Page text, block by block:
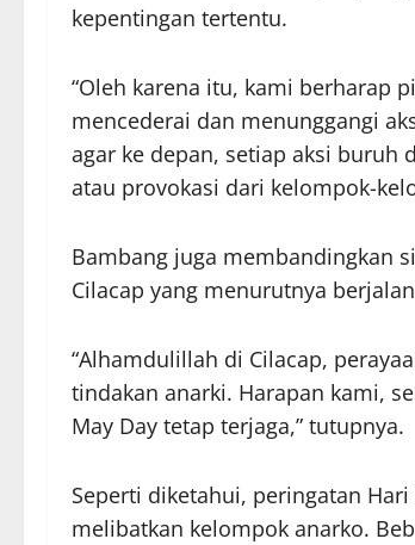
kepentingan tertentu.
“Oleh karena itu, kami berharap
mencederai dan menunggangi
agar ke depan, setiap aksi buruh
atau provokasi dari kelompok-
Bambang juga membandingkan
Cilacap yang menurutnya
“Alhamdulillah di Cilacap,
tindakan anarki. Harapan kami,
May Day tetap terjaga,” tutupnya.
Seperti diketahui, peringatan
melibatkan kelompok anarko.